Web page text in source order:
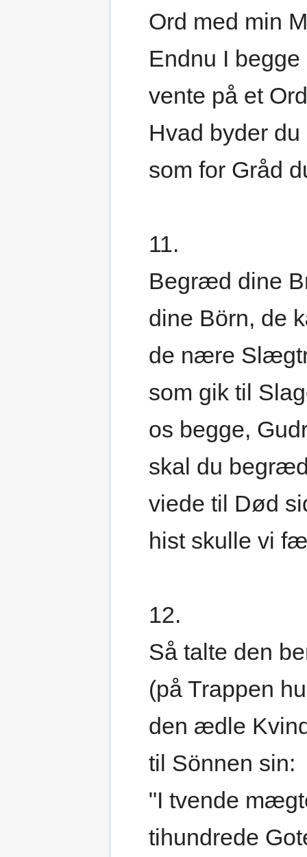
Ord med min
Endnu I begge
vente på et
Hvad byder
som for Gråd
11.
Begræd dine
dine Börn, de
de nære
som gik til
os begge,
skal du
viede til Død
hist skulle vi
12.
Så talte den
(på Trappen
den ædle
til Sönnen sin:
"I tvende
tihundrede